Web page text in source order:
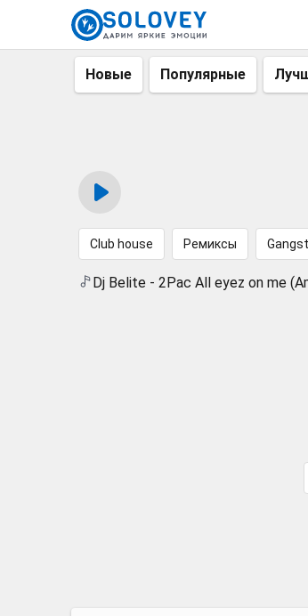
Новые Популярные
Club house Ремиксы
Dj Belite - 2Pac All eyez on me